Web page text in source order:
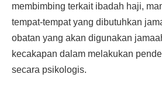
membimbing terkait ibadah haji,
tempat-tempat yang dibutuhkan
obatan yang akan digunakan
kecakapan dalam melakukan
secara psikologis.